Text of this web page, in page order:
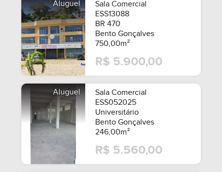
Aluguel
Sala Comercial
ESS13088
BR 470
Bento Gonçalves
750,00m²
R$ 5.900,00
Aluguel
Sala Comercial
ESS052025
Universitário
Bento Gonçalves
246,00m²
R$ 5.560,00